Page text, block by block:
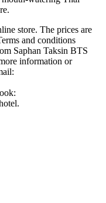
store. The prices are
and conditions
Saphan Taksin BTS
information or